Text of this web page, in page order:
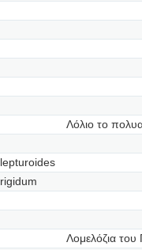
Λόλιο το
lepturoides
rigidum
Λομελόζια